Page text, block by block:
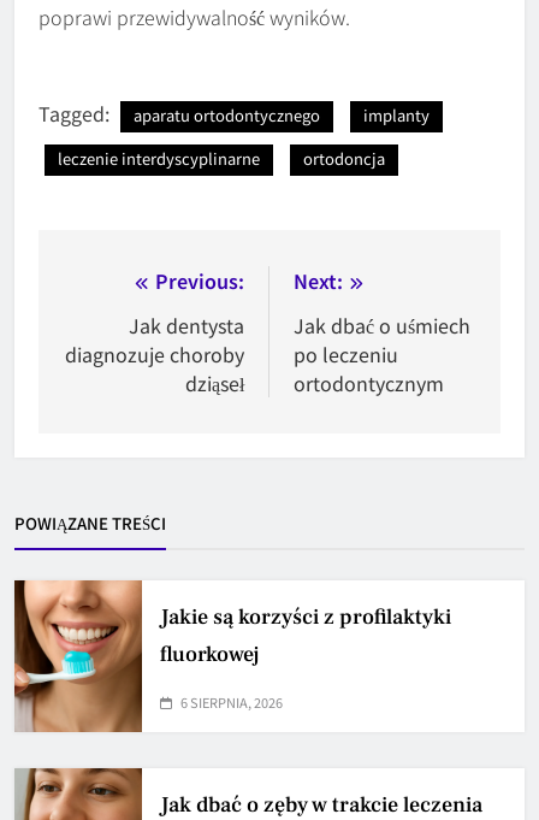
poprawi przewidywalność wyników.
Tagged: aparatu ortodontycznego
implanty
leczenie interdyscyplinarne
ortodoncja
Nawigacja
wpisu
Previous:
Jak dentysta
diagnozuje choroby
dziąseł
Next:
Jak dbać o uśmiech
po leczeniu
ortodontycznym
POWIĄZANE TREŚCI
Jakie są korzyści z profilaktyki
fluorkowej
6 SIERPNIA, 2026
Jak dbać o zęby w trakcie leczenia